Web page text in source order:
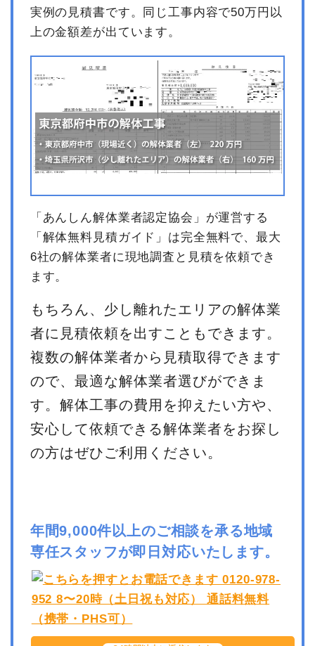
実例の見積書です。同じ工事内容で50万円以
上の金額差が出ています。
「あんしん解体業者認定協会」が運営する
「解体無料見積ガイド」は完全無料で、最大
6社の解体業者に現地調査と見積を依頼でき
ます。
もちろん、少し離れたエリアの解体業
者に見積依頼を出すこともできます。
複数の解体業者から見積取得できます
ので、最適な解体業者選びができま
す。解体工事の費用を抑えたい方や、
安心して依頼できる解体業者をお探し
の方はぜひご利用ください。
年間9,000件以上のご相談を承る地域
専任スタッフが即日対応いたします。